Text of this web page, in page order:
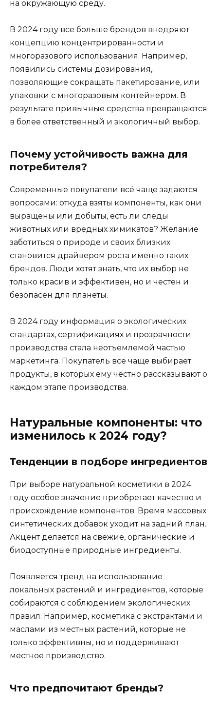
на окружающую среду.
В 2024 году все больше брендов внедряют
концепцию концентрированности и
многоразового использования. Например,
появились системы дозирования,
позволяющие сокращать пакетирование, или
упаковки с многоразовым контейнером. В
результате привычные средства превращаются
в более ответственный и экологичный выбор.
Почему устойчивость важна для
потребителя?
Современные покупатели всё чаще задаются
вопросами: откуда взяты компоненты, как они
выращены или добыты, есть ли следы
животных или вредных химикатов? Желание
заботиться о природе и своих близких
становится драйвером роста именно таких
брендов. Люди хотят знать, что их выбор не
только красив и эффективен, но и честен и
безопасен для планеты.
В 2024 году информация о экологических
стандартах, сертификациях и прозрачности
производства стала неотъемлемой частью
маркетинга. Покупатель всё чаще выбирает
продукты, в которых ему честно рассказывают о
каждом этапе производства.
Натуральные компоненты: что
изменилось к 2024 году?
Тенденции в подборе ингредиентов
При выборе натуральной косметики в 2024
году особое значение приобретает качество и
происхождение компонентов. Время массовых
синтетических добавок уходит на задний план.
Акцент делается на свежие, органические и
биодоступные природные ингредиенты.
Появляется тренд на использование
локальных растений и ингредиентов, которые
собираются с соблюдением экологических
правил. Например, косметика с экстрактами и
маслами из местных растений, которые не
только эффективны, но и поддерживают
местное производство.
Что предпочитают бренды?